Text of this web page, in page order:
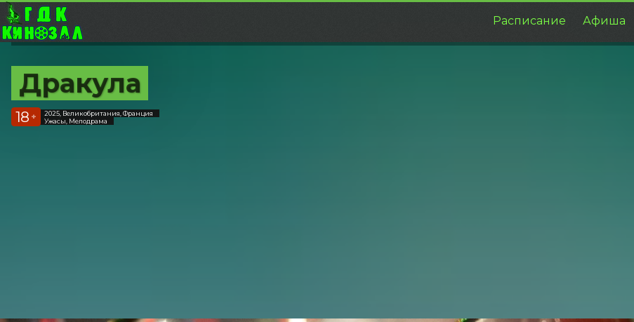
Расписание Афиша
Дракула
18 +
2025, Великобритания, Франция
Ужасы, Мелодрама